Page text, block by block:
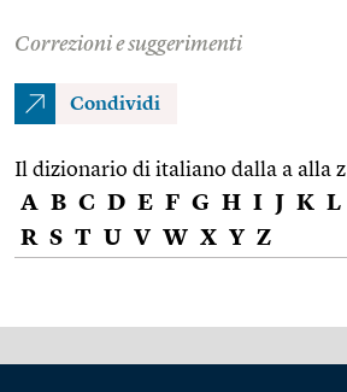
Correzioni e suggerimenti
Condividi
Il dizionario di italiano dalla a alla z
A B C D E F G H I J K L
R S T U V W X Y Z